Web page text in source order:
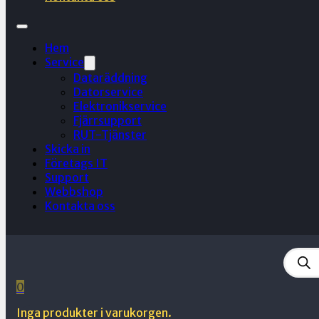
Hem
Service
Dataräddning
Datorservice
Elektronikservice
Fjärrsupport
RUT-Tjänster
Skicka in
Företags IT
Support
Webbshop
Kontakta oss
search
0
Inga produkter i varukorgen.